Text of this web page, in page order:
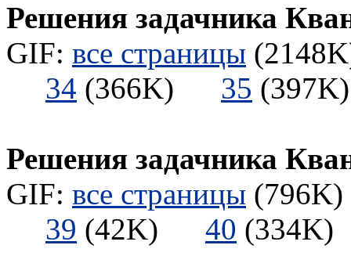
Решения задачника
GIF: все страницы
34 (366K) 35
Решения задачника
GIF: все страницы
39 (42K) 40